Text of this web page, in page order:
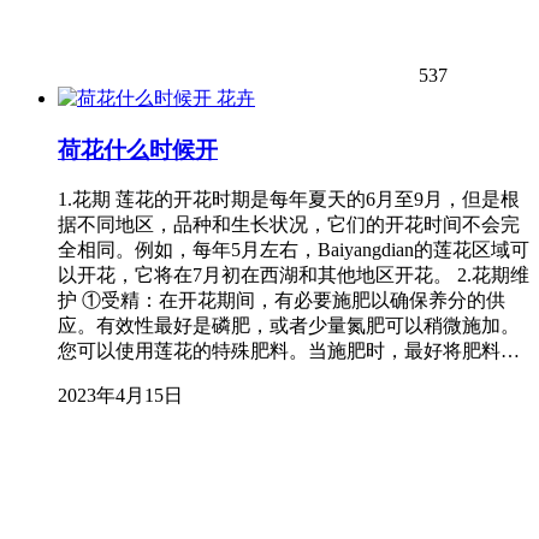
537
花卉
荷花什么时候开
1.花期 莲花的开花时期是每年夏天的6月至9月，但是根
据不同地区，品种和生长状况，它们的开花时间不会完
全相同。例如，每年5月左右，Baiyangdian的莲花区域可
以开花，它将在7月初在西湖和其他地区开花。 2.花期维
护 ①受精：在开花期间，有必要施肥以确保养分的供
应。有效性最好是磷肥，或者少量氮肥可以稍微施加。
您可以使用莲花的特殊肥料。当施肥时，最好将肥料…
2023年4月15日